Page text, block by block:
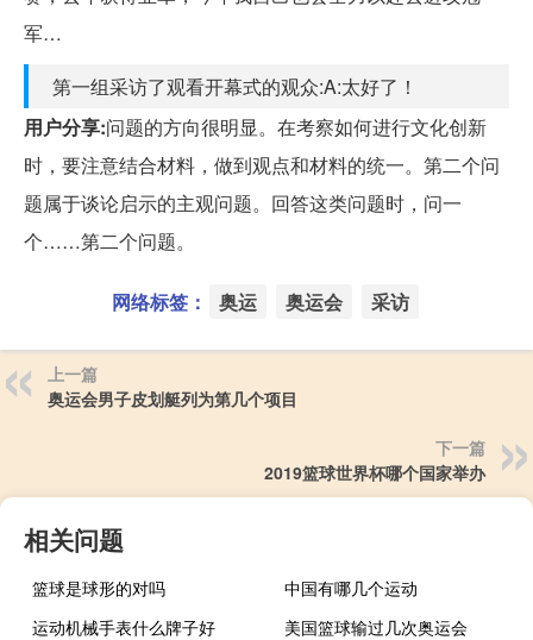
军…
第一组采访了观看开幕式的观众:A:太好了！
用户分享:问题的方向很明显。在考察如何进行文化创新
时，要注意结合材料，做到观点和材料的统一。第二个问
题属于谈论启示的主观问题。回答这类问题时，问一
个……第二个问题。
网络标签： 奥运 奥运会 采访
上一篇
奥运会男子皮划艇列为第几个项目
下一篇
2019篮球世界杯哪个国家举办
相关问题
篮球是球形的对吗
中国有哪几个运动
运动机械手表什么牌子好
美国篮球输过几次奥运会